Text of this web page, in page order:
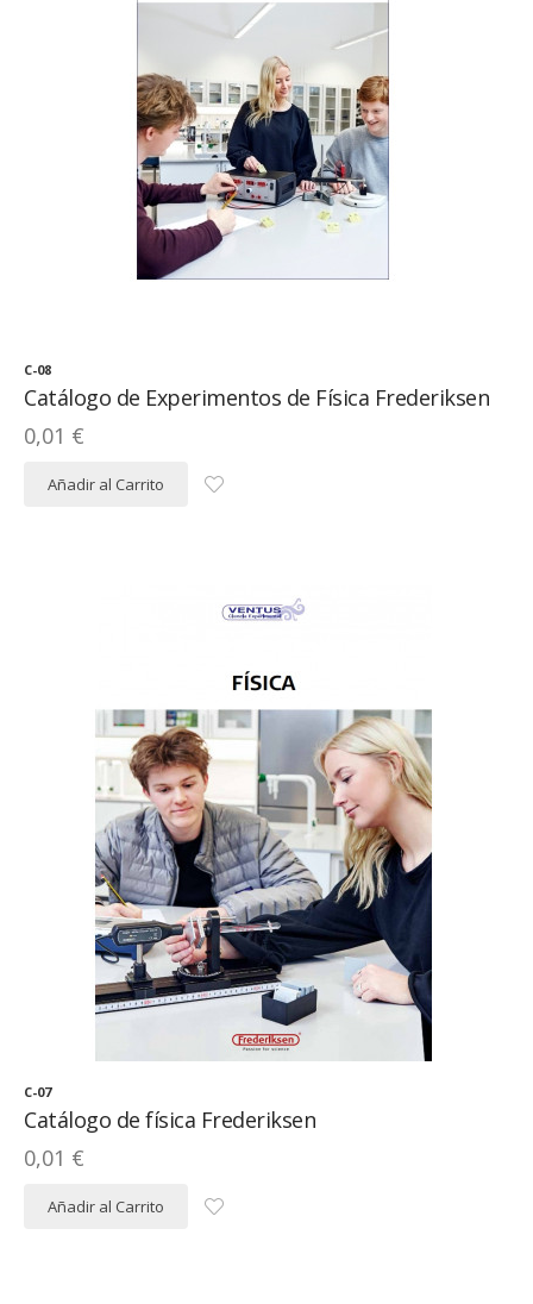
C-08
Catálogo de Experimentos de Física Frederiksen
0,01 €
Añadir al Carrito
C-07
Catálogo de física Frederiksen
0,01 €
Añadir al Carrito